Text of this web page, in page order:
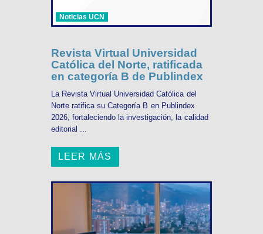
Noticias UCN
Revista Virtual Universidad
Católica del Norte, ratificada
en categoría B de Publindex
La Revista Virtual Universidad Católica del
Norte ratifica su Categoría B en Publindex
2026, fortaleciendo la investigación, la calidad
editorial ...
LEER MÁS